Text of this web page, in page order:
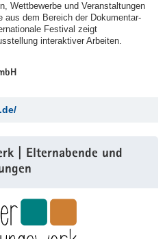
Wettbewerbe und Veranstaltungen
aus dem Bereich der Dokumentar-
Festival zeigt
interaktiver Arbeiten.
| Elternabende und